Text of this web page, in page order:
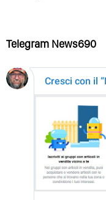
Telegram News690